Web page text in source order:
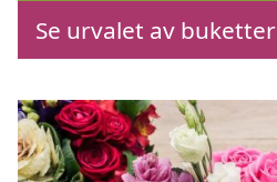
Se urvalet av buketter